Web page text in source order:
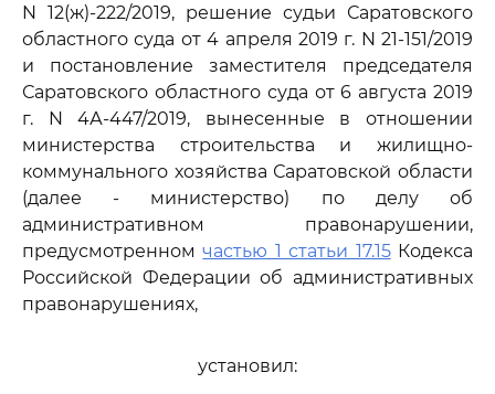
N 12(ж)-222/2019, решение судьи Саратовского
областного суда от 4 апреля 2019 г. N 21-151/2019
и постановление заместителя председателя
Саратовского областного суда от 6 августа 2019
г. N 4А-447/2019, вынесенные в отношении
министерства строительства и жилищно-
коммунального хозяйства Саратовской области
(далее - министерство) по делу об
административном правонарушении,
предусмотренномчастью 1 статьи 17.15Кодекса
Российской Федерации об административных
правонарушениях,
установил: